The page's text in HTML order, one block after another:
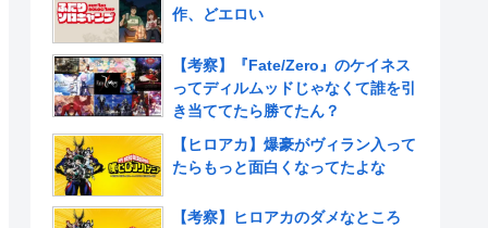
作、どエロい
【考察】『Fate/Zero』のケイネス
ってディルムッドじゃなくて誰を引
き当ててたら勝てたん？
【ヒロアカ】爆豪がヴィラン入って
たらもっと面白くなってたよな
【考察】ヒロアカのダメなところ